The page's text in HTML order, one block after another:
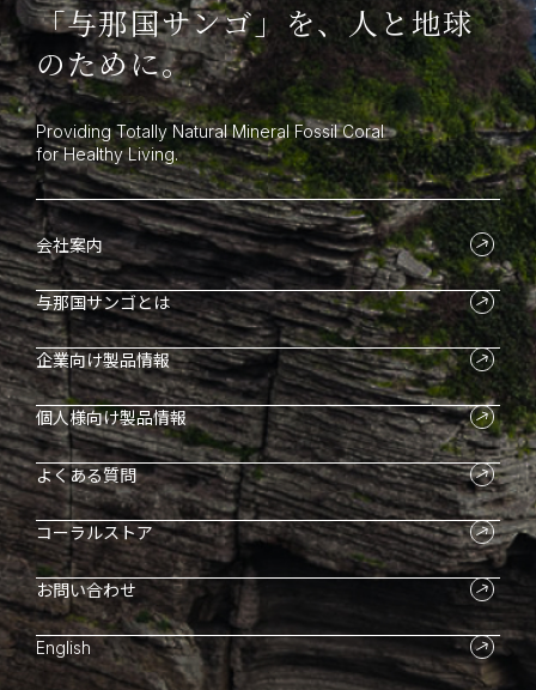
「与那国サンゴ」を、人と地球
のために。
Providing Totally Natural Mineral Fossil Coral
for Healthy Living.
会社案内
与那国サンゴとは
企業向け製品情報
個人様向け製品情報
よくある質問
コーラルストア
お問い合わせ
English